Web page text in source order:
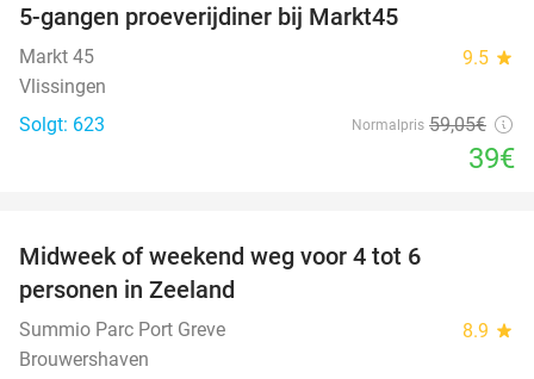
5-gangen proeverijdiner bij Markt45
Markt 45 9.5 star
Vlissingen
Solgt: 623
Normalpris 59,05€
39€
Midweek of weekend weg voor 4 tot 6
personen in Zeeland
Summio Parc Port Greve 8.9 star
Brouwershaven